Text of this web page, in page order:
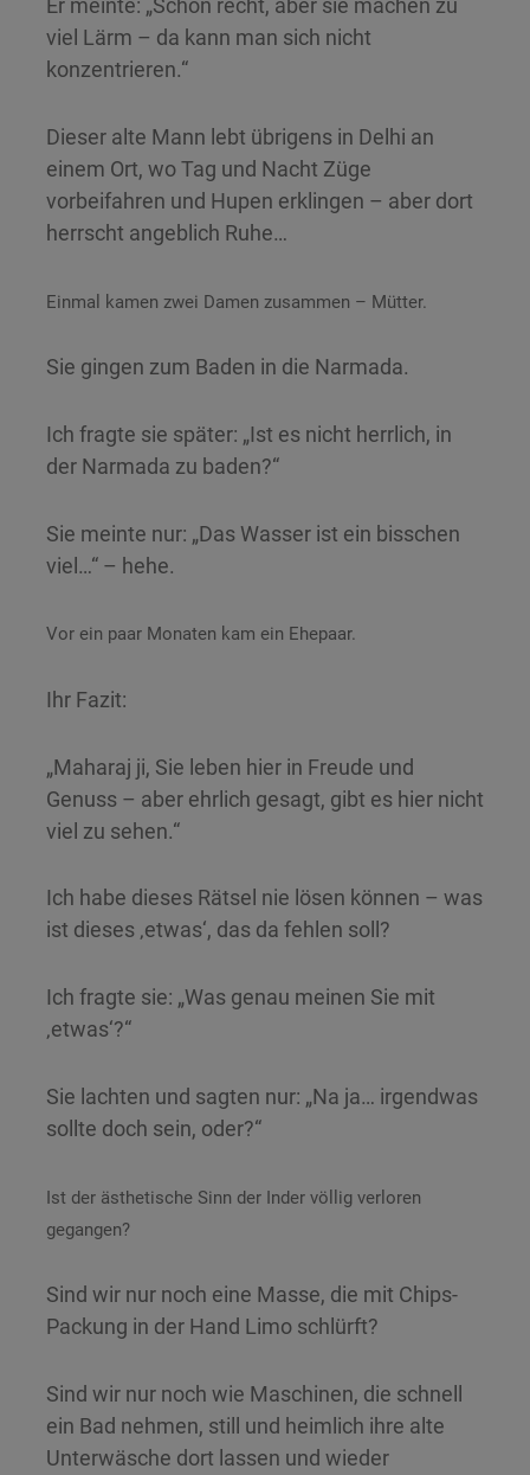
Er meinte: „Schon recht, aber sie machen zu
viel Lärm – da kann man sich nicht
konzentrieren.“
Dieser alte Mann lebt übrigens in Delhi an
einem Ort, wo Tag und Nacht Züge
vorbeifahren und Hupen erklingen – aber dort
herrscht angeblich Ruhe…
Einmal kamen zwei Damen zusammen – Mütter.
Sie gingen zum Baden in die Narmada.
Ich fragte sie später: „Ist es nicht herrlich, in
der Narmada zu baden?“
Sie meinte nur: „Das Wasser ist ein bisschen
viel…“ – hehe.
Vor ein paar Monaten kam ein Ehepaar.
Ihr Fazit:
„Maharaj ji, Sie leben hier in Freude und
Genuss – aber ehrlich gesagt, gibt es hier nicht
viel zu sehen.“
Ich habe dieses Rätsel nie lösen können – was
ist dieses ‚etwas‘, das da fehlen soll?
Ich fragte sie: „Was genau meinen Sie mit
‚etwas‘?“
Sie lachten und sagten nur: „Na ja… irgendwas
sollte doch sein, oder?“
Ist der ästhetische Sinn der Inder völlig verloren
gegangen?
Sind wir nur noch eine Masse, die mit Chips-
Packung in der Hand Limo schlürft?
Sind wir nur noch wie Maschinen, die schnell
ein Bad nehmen, still und heimlich ihre alte
Unterwäsche dort lassen und wieder